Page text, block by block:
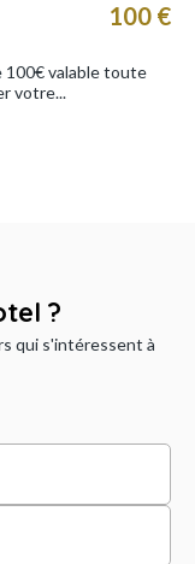
100 €
100€ valable toute
votre...
?
qui s'intéressent à